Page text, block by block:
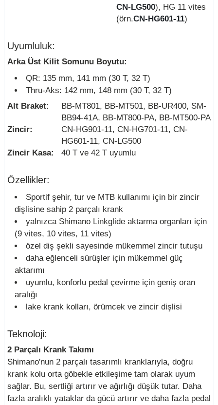
CN-LG500), HG 11 vites
(örn.CN-HG601-11)
Uyumluluk:
Arka Üst Kilit Somunu Boyutu:
QR: 135 mm, 141 mm (30 T, 32 T)
Thru-Aks: 142 mm, 148 mm (30 T, 32 T)
Alt Braket:
BB-MT801, BB-MT501, BB-UR400, SM-
BB94-41A, BB-MT800-PA, BB-MT500-PA
Zincir:
CN-HG901-11, CN-HG701-11, CN-
HG601-11, CN-LG500
Zincir Kasa:
40 T ve 42 T uyumlu
Özellikler:
Sportif şehir, tur ve MTB kullanımı için bir zincir
dişlisine sahip 2 parçalı krank
yalnızca Shimano Linkglide aktarma organları için
(9 vites, 10 vites, 11 vites)
özel diş şekli sayesinde mükemmel zincir tutuşu
daha eğlenceli sürüşler için mükemmel güç
aktarımı
uyumlu, konforlu pedal çevirme için geniş oran
aralığı
lake krank kolları, örümcek ve zincir dişlisi
Teknoloji:
2 Parçalı Krank Takımı
Shimano'nun 2 parçalı tasarımlı kranklarıyla, doğru
krank kolu orta göbekle etkileşime tam olarak uyum
sağlar. Bu, sertliği artırır ve ağırlığı düşük tutar. Daha
fazla aralıklı yataklar da gücü artırır ve daha fazla pedal